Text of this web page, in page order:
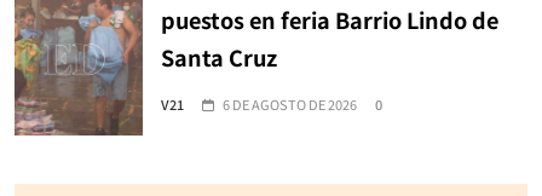
puestos en feria Barrio Lindo de
Santa Cruz
V21 6 DE AGOSTO DE 2026 0